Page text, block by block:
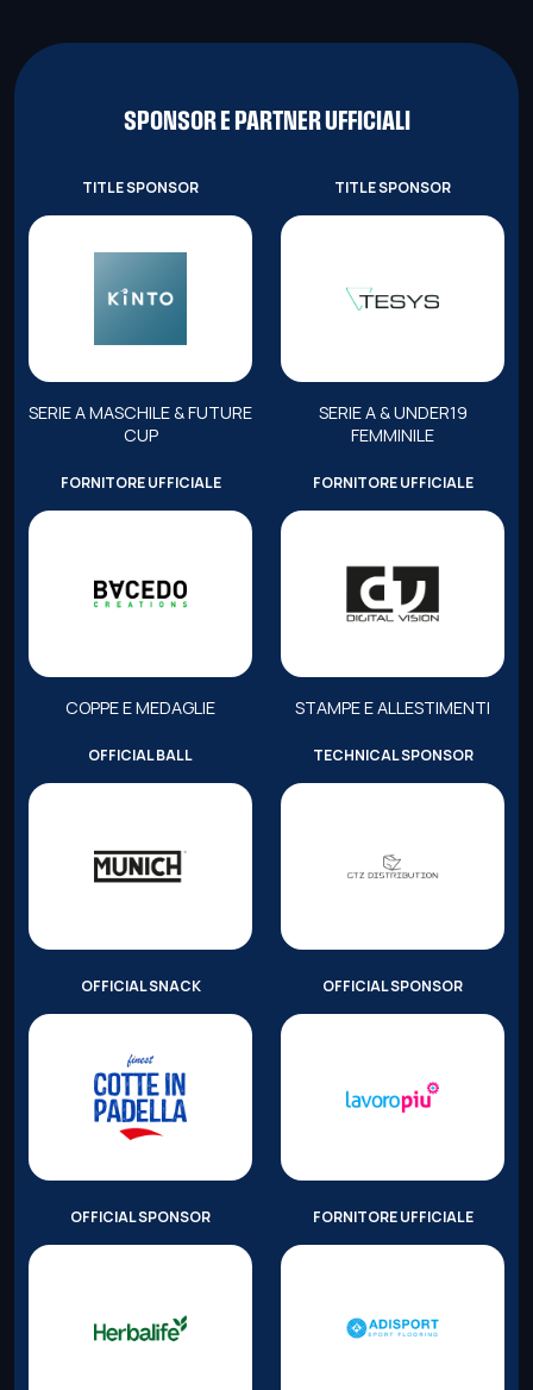
SPONSOR E PARTNER UFFICIALI
TITLE SPONSOR
SERIE A MASCHILE & FUTURE
CUP
TITLE SPONSOR
SERIE A & UNDER19
FEMMINILE
FORNITORE UFFICIALE
COPPE E MEDAGLIE
FORNITORE UFFICIALE
STAMPE E ALLESTIMENTI
OFFICIAL BALL TECHNICAL SPONSOR
OFFICIAL SNACK OFFICIAL SPONSOR
OFFICIAL SPONSOR FORNITORE UFFICIALE